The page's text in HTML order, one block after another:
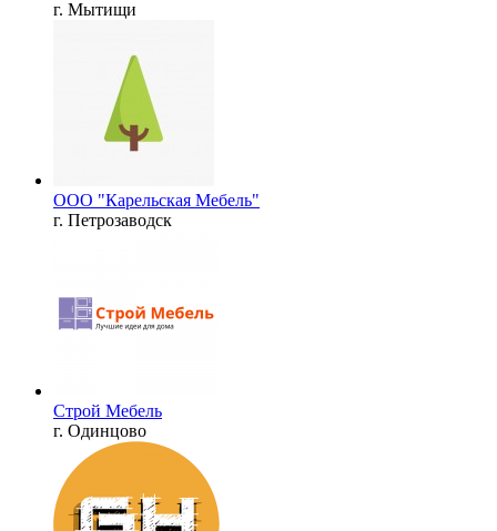
г. Мытищи
ООО "Карельская Мебель"
г. Петрозаводск
Строй Мебель
г. Одинцово